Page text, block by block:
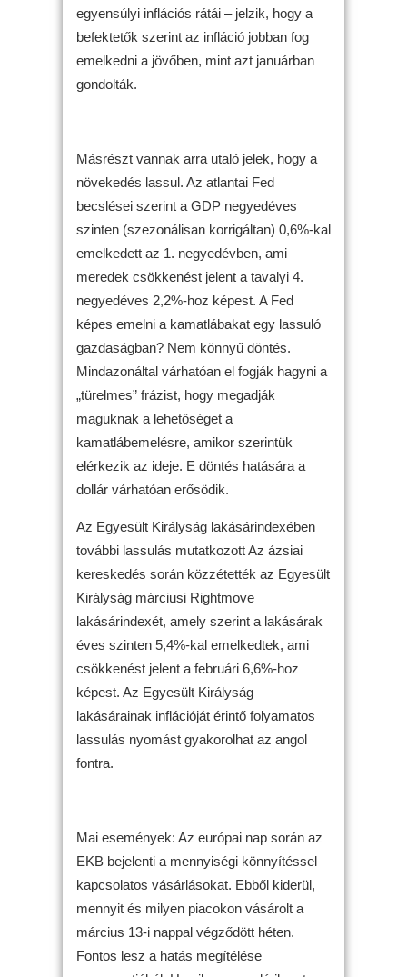
egyensúlyi inflációs rátái – jelzik, hogy a
befektetők szerint az infláció jobban fog
emelkedni a jövőben, mint azt januárban
gondolták.
Másrészt vannak arra utaló jelek, hogy a
növekedés lassul. Az atlantai Fed
becslései szerint a GDP negyedéves
szinten (szezonálisan korrigáltan) 0,6%-kal
emelkedett az 1. negyedévben, ami
meredek csökkenést jelent a tavalyi 4.
negyedéves 2,2%-hoz képest. A Fed
képes emelni a kamatlábakat egy lassuló
gazdaságban? Nem könnyű döntés.
Mindazonáltal várhatóan el fogják hagyni a
„türelmes” frázist, hogy megadják
maguknak a lehetőséget a
kamatlábemelésre, amikor szerintük
elérkezik az ideje. E döntés hatására a
dollár várhatóan erősödik.
Az Egyesült Királyság lakásárindexében
további lassulás mutatkozott Az ázsiai
kereskedés során közzétették az Egyesült
Királyság márciusi Rightmove
lakásárindexét, amely szerint a lakásárak
éves szinten 5,4%-kal emelkedtek, ami
csökkenést jelent a februári 6,6%-hoz
képest. Az Egyesült Királyság
lakásárainak inflációját érintő folyamatos
lassulás nyomást gyakorolhat az angol
fontra.
Mai események: Az európai nap során az
EKB bejelenti a mennyiségi könnyítéssel
kapcsolatos vásárlásokat. Ebből kiderül,
mennyit és milyen piacokon vásárolt a
március 13-i nappal végződött héten.
Fontos lesz a hatás megítélése